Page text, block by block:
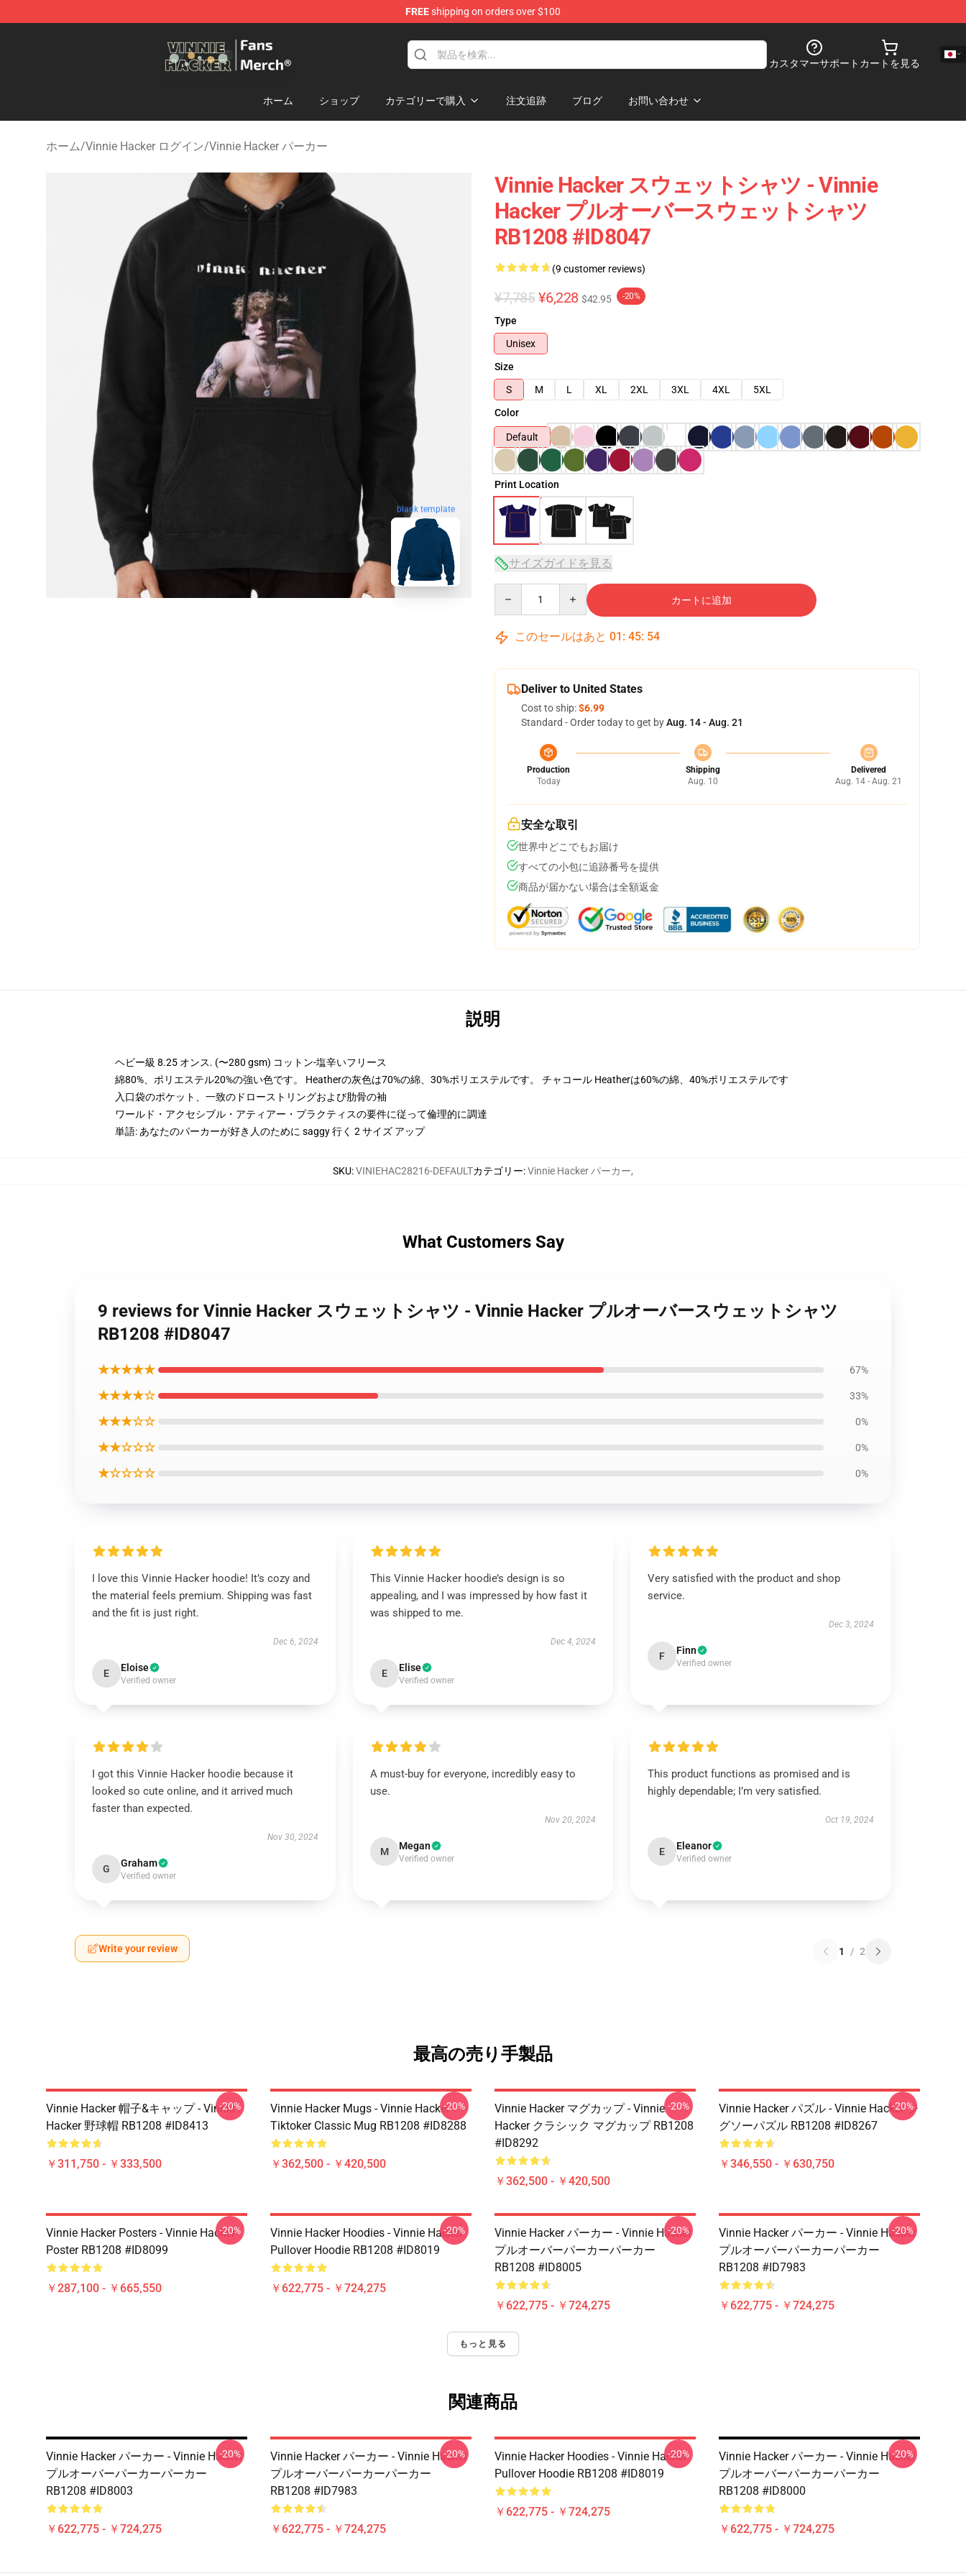
FREEshipping on orders over $100
カスタマーサポート カートを見る
ホーム ショップ カテゴリーで購入 注文追跡 ブログ お問い合わせ
ホーム/Vinnie Hacker ログイン/Vinnie Hacker パーカー
blank template
Vinnie Hacker スウェットシャツ - Vinnie
Hacker プルオーバースウェットシャツ
RB1208 #ID8047
(9 customer reviews)
¥7,785 ¥6,228 $42.95 -20%
Type
Unisex
Size
S
M L XL 2XL 3XL 4XL
5XL
Color
Default
Print Location
サイズガイドを見る
カートに追加
このセールはあと 01 : 45: 53
Deliver to United States
Cost to ship:$6.99
Standard - Order today to get byAug. 14 - Aug. 21
Production
Today
Shipping
Aug. 10
Delivered
Aug. 14 - Aug. 21
安全な取引
世界中どこでもお届け
すべての小包に追跡番号を提供
商品が届かない場合は全額返金
説明
ヘビー級 8.25 オンス. (〜280 gsm) コットン-塩辛いフリース
綿80%、ポリエステル20%の強い色です。 Heatherの灰色は70%の綿、30%ポリエステルです。 チャコール Heatherは60%の綿、40%ポリエステルです
入口袋のポケット、一致のドローストリングおよび肋骨の袖
ワールド・アクセシブル・アティアー・プラクティスの要件に従って倫理的に調達
単語: あなたのパーカーが好き人のために saggy 行く 2 サイズ アップ
SKU:VINIEHAC28216-DEFAULTカテゴリー:Vinnie Hacker パーカー,
What Customers Say
9 reviews for Vinnie Hacker スウェットシャツ - Vinnie Hacker プルオーバースウェットシャツ
RB1208 #ID8047
★★★★★ 67%
★★★★☆ 33%
★★★☆☆ 0%
★★☆☆☆ 0%
★☆☆☆☆ 0%
I love this Vinnie Hacker hoodie! It’s cozy and
the material feels premium. Shipping was fast
and the fit is just right.
Dec 6, 2024
E Eloise
Verified owner
This Vinnie Hacker hoodie’s design is so
appealing, and I was impressed by how fast it
was shipped to me.
Dec 4, 2024
E Elise
Verified owner
Very satisfied with the product and shop
service.
Dec 3, 2024
F Finn
Verified owner
I got this Vinnie Hacker hoodie because it
looked so cute online, and it arrived much
faster than expected.
Nov 30, 2024
G Graham
Verified owner
A must-buy for everyone, incredibly easy to
use.
Nov 20, 2024
M Megan
Verified owner
This product functions as promised and is
highly dependable; I’m very satisfied.
Oct 19, 2024
E Eleanor
Verified owner
Write your review 1 / 2
最高の売り手製品
Vinnie Hacker 帽子&キャップ - Vinnie
Hacker 野球帽 RB1208 #ID8413
￥311,750 - ￥333,500
-20%
Vinnie Hacker Mugs - Vinnie Hacker
Tiktoker Classic Mug RB1208 #ID8288
￥362,500 - ￥420,500
-20%
Vinnie Hacker マグカップ - Vinnie
Hacker クラシック マグカップ RB1208
#ID8292
￥362,500 - ￥420,500
-20%
Vinnie Hacker パズル - Vinnie Hacker ジ
グソーパズル RB1208 #ID8267
￥346,550 - ￥630,750
-20%
Vinnie Hacker Posters - Vinnie Hacker
Poster RB1208 #ID8099
￥287,100 - ￥665,550
-20%
Vinnie Hacker Hoodies - Vinnie Hacker
Pullover Hoodie RB1208 #ID8019
￥622,775 - ￥724,275
-20%
Vinnie Hacker パーカー - Vinnie Hacker
プルオーバーパーカーパーカー
RB1208 #ID8005
￥622,775 - ￥724,275
-20%
Vinnie Hacker パーカー - Vinnie Hacker
プルオーバーパーカーパーカー
RB1208 #ID7983
￥622,775 - ￥724,275
-20%
もっと見る
関連商品
Vinnie Hacker パーカー - Vinnie Hacker
プルオーバーパーカーパーカー
RB1208 #ID8003
￥622,775 - ￥724,275
-20%
Vinnie Hacker パーカー - Vinnie Hacker
プルオーバーパーカーパーカー
RB1208 #ID7983
￥622,775 - ￥724,275
-20%
Vinnie Hacker Hoodies - Vinnie Hacker
Pullover Hoodie RB1208 #ID8019
￥622,775 - ￥724,275
-20%
Vinnie Hacker パーカー - Vinnie Hacker
プルオーバーパーカーパーカー
RB1208 #ID8000
￥622,775 - ￥724,275
-20%